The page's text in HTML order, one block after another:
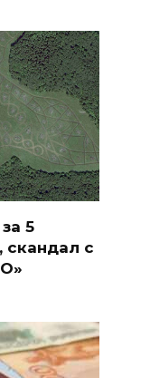
5
скандал с